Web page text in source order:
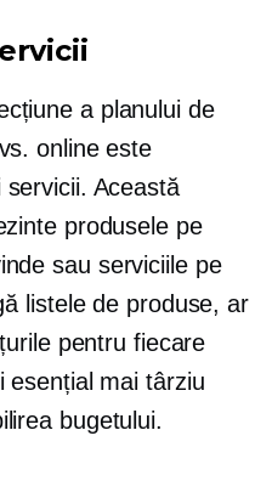
a planului de
online este
Această
produsele pe
sau serviciile pe
listele de produse, ar
pentru fiecare
esențial mai târziu
bugetului.